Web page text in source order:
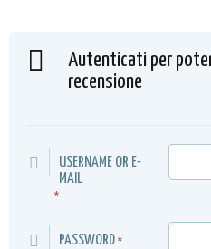
Autenticati per
recensione
USERNAME OR E-
MAIL
*
PASSWORD *